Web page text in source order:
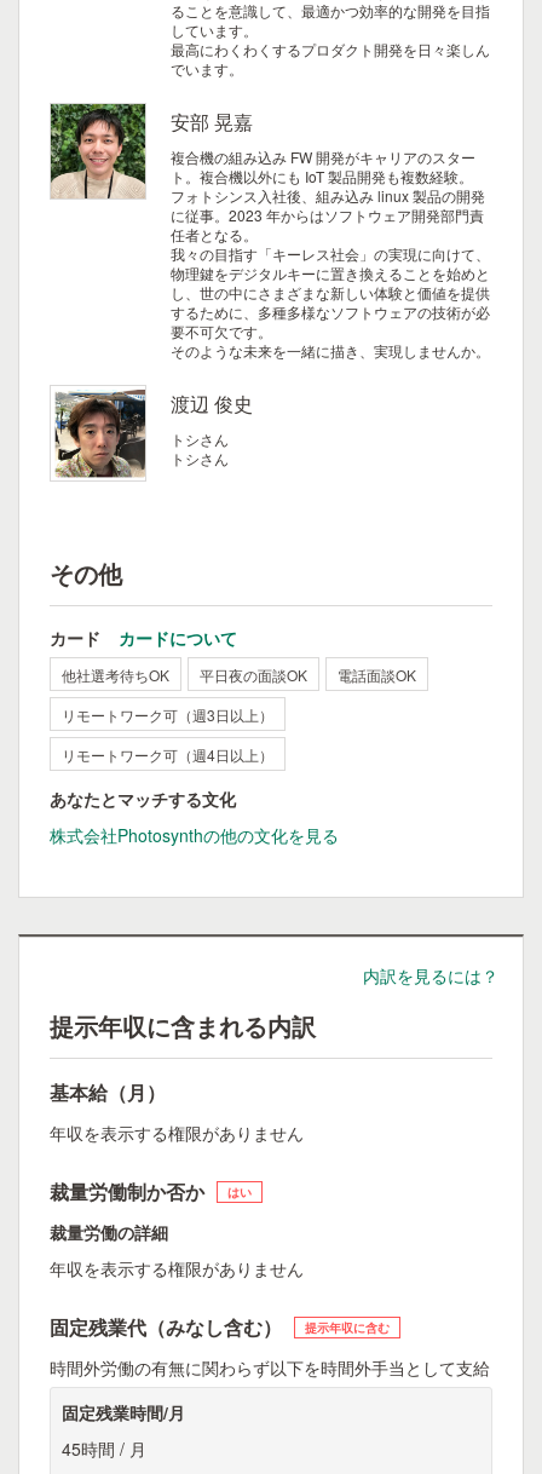
ることを意識して、最適かつ効率的な開発を目指
しています。
最高にわくわくするプロダクト開発を日々楽しん
でいます。
安部 晃嘉
複合機の組み込み FW 開発がキャリアのスター
ト。複合機以外にも IoT 製品開発も複数経験。
フォトシンス入社後、組み込み linux 製品の開発
に従事。2023 年からはソフトウェア開発部門責
任者となる。
我々の目指す「キーレス社会」の実現に向けて、
物理鍵をデジタルキーに置き換えることを始めと
し、世の中にさまざまな新しい体験と価値を提供
するために、多種多様なソフトウェアの技術が必
要不可欠です。
そのような未来を一緒に描き、実現しませんか。
渡辺 俊史
トシさん
トシさん
その他
カード カードについて
他社選考待ちOK 平日夜の面談OK
電話面談OK
リモートワーク可（週3日以上）
リモートワーク可（週4日以上）
あなたとマッチする文化
株式会社Photosynthの他の文化を見る
内訳を見るには？
提示年収に含まれる内訳
基本給（月）
年収を表示する権限がありません
裁量労働制か否か はい
裁量労働の詳細
年収を表示する権限がありません
固定残業代（みなし含む） 提示年収に含む
時間外労働の有無に関わらず以下を時間外手当として支給
固定残業時間/月
45時間 / 月